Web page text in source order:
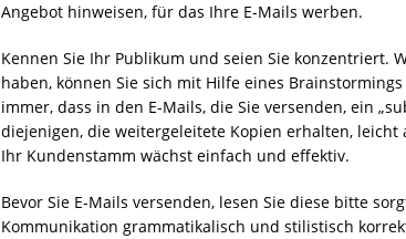
Angebot hinweisen, für das Ihre E-Mails werben.
Kennen Sie Ihr Publikum und seien Sie konzentriert.
haben, können Sie sich mit Hilfe eines
immer, dass in den E-Mails, die Sie versenden, ein
diejenigen, die weitergeleitete Kopien erhalten,
Ihr Kundenstamm wächst einfach und effektiv.
Bevor Sie E-Mails versenden, lesen Sie diese bitte
Kommunikation grammatikalisch und stilistisch